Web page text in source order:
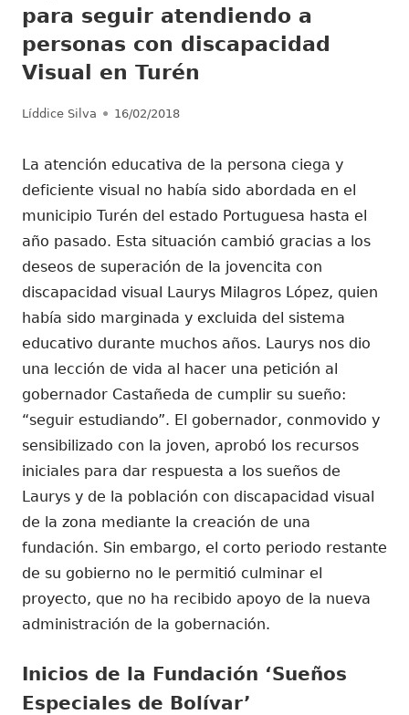
para seguir atendiendo a
personas con discapacidad
Visual en Turén
Autor
Líddice Silva Publicado
16/02/2018
La atención educativa de la persona ciega y
deficiente visual no había sido abordada en el
municipio Turén del estado Portuguesa hasta el
año pasado. Esta situación cambió gracias a los
deseos de superación de la jovencita con
discapacidad visual Laurys Milagros López, quien
había sido marginada y excluida del sistema
educativo durante muchos años. Laurys nos dio
una lección de vida al hacer una petición al
gobernador Castañeda de cumplir su sueño:
“seguir estudiando”. El gobernador, conmovido y
sensibilizado con la joven, aprobó los recursos
iniciales para dar respuesta a los sueños de
Laurys y de la población con discapacidad visual
de la zona mediante la creación de una
fundación. Sin embargo, el corto periodo restante
de su gobierno no le permitió culminar el
proyecto, que no ha recibido apoyo de la nueva
administración de la gobernación.
Inicios de la Fundación ‘Sueños
Especiales de Bolívar’